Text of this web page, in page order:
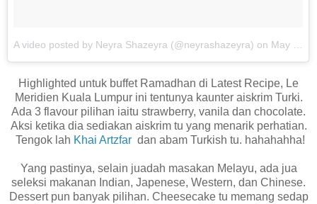
A video posted by Neyra Shazeyra (@neyrashazeyra) on May 11, 2016 at 4:33am PDT
Highlighted untuk buffet Ramadhan di Latest Recipe, Le
Meridien Kuala Lumpur ini tentunya kaunter aiskrim Turki.
Ada 3 flavour pilihan iaitu strawberry, vanila dan chocolate.
Aksi ketika dia sediakan aiskrim tu yang menarik perhatian.
Tengok lah Khai Artzfar dan abam Turkish tu. hahahahha!
Yang pastinya, selain juadah masakan Melayu, ada jua
seleksi makanan Indian, Japenese, Western, dan Chinese.
Dessert pun banyak pilihan. Cheesecake tu memang sedap